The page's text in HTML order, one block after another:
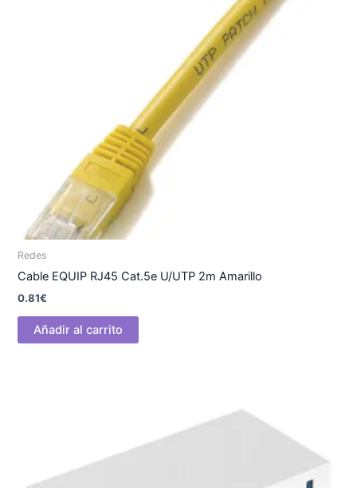
Redes
Cable EQUIP RJ45 Cat.5e U/UTP 2m Amarillo
0.81€
Añadir al carrito